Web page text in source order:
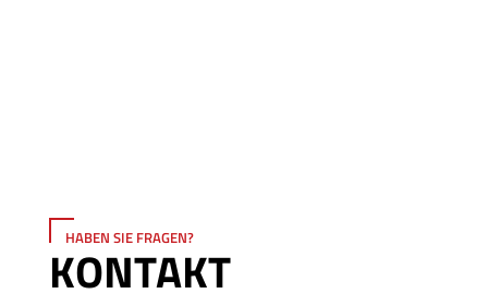
HABEN SIE FRAGEN?
KONTAKT